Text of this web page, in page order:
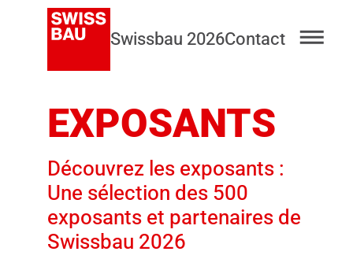
Swissbau 2026Contact
EXPOSANTS
Découvrez les exposants :
Une sélection des 500
exposants et partenaires de
Swissbau 2026